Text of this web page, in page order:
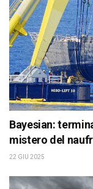
Bayesian:
mistero del
22 GIU 2025